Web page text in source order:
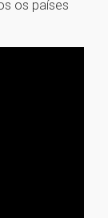
os países